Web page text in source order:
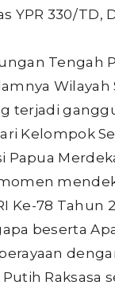
YPR 330/TD,
Tengah
Wilayah
terjadi
Kelompok
Papua
Ke-78 Tahun
beserta
Raksasa